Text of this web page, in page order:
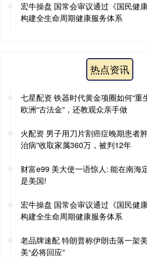
宏牛操盘 国常会审议通过《国民健康
构建全生命周期健康服务体系
热点资讯
七星配资 铁器时代黄金项圈如何“重
欧洲“古法金”，还教观众亲手做
火配资 男子用刀片割癌症晚期患者
治病”收取家属360万，被判12年
财富e99 美大使一语惊人: 能在南海
是美国!
宏牛操盘 国常会审议通过《国民健康
构建全生命周期健康服务体系
老品牌速配 特朗普称伊朗击落一架
美“必将回应”